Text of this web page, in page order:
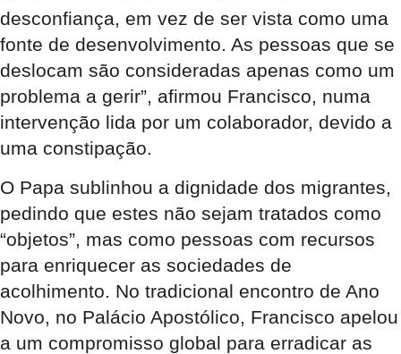
desconfiança, em vez de ser vista como uma
fonte de desenvolvimento. As pessoas que se
deslocam são consideradas apenas como um
problema a gerir”, afirmou Francisco, numa
intervenção lida por um colaborador, devido a
uma constipação.
O Papa sublinhou a dignidade dos migrantes,
pedindo que estes não sejam tratados como
“objetos”, mas como pessoas com recursos
para enriquecer as sociedades de
acolhimento. No tradicional encontro de Ano
Novo, no Palácio Apostólico, Francisco apelou
a um compromisso global para erradicar as